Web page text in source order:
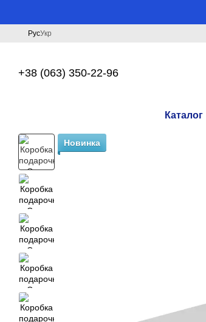
РусУкр
+38 (063) 350-22-96
Каталог
Новинка